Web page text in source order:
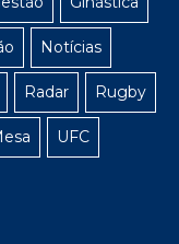
Notícias
Radar Rugby
UFC